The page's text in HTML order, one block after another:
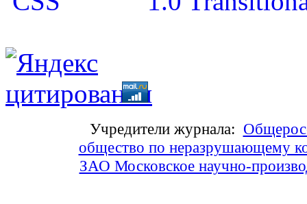
Учредители журнала:
общество по неразрушающему
ЗАО Московское научно-